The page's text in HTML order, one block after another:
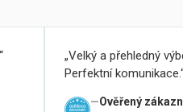
Velký a přehledný
Perfektní komunikace.
Ověřený